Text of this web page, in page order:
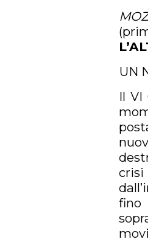
UN
Il VI
crisi